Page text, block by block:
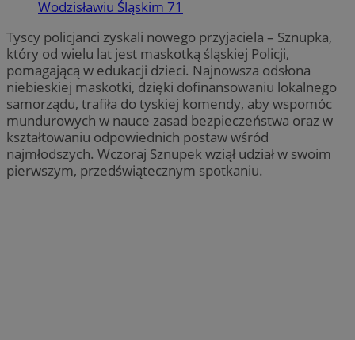
Tyscy policjanci zyskali nowego przyjaciela – Sznupka,
który od wielu lat jest maskotką śląskiej Policji,
pomagającą w edukacji dzieci. Najnowsza odsłona
niebieskiej maskotki, dzięki dofinansowaniu lokalnego
samorządu, trafiła do tyskiej komendy, aby wspomóc
mundurowych w nauce zasad bezpieczeństwa oraz w
kształtowaniu odpowiednich postaw wśród
najmłodszych. Wczoraj Sznupek wziął udział w swoim
pierwszym, przedświątecznym spotkaniu.